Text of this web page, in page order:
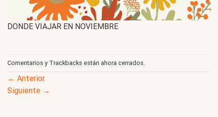
DONDE VIAJAR EN NOVIEMBRE
Comentarios y Trackbacks están ahora cerrados.
← Anterior
Siguiente →